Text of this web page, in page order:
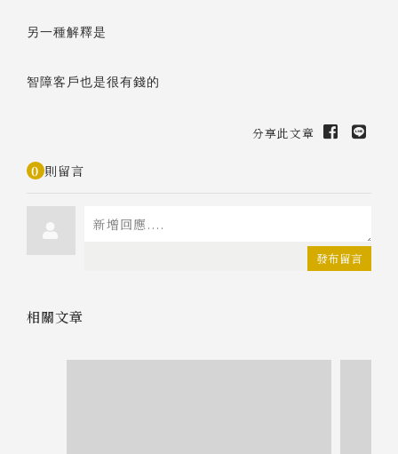
另一種解釋是
智障客戶也是很有錢的
分享此文章
0 則留言
發布留言
相關文章